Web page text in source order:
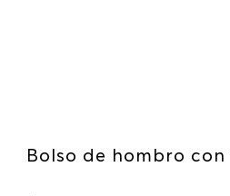
Bolso de hombro con